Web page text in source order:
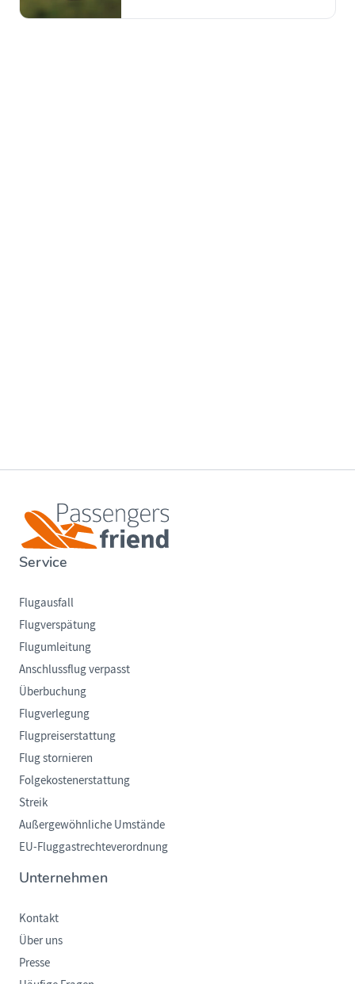
Service
Flugausfall
Flugverspätung
Flugumleitung
Anschlussflug verpasst
Überbuchung
Flugverlegung
Flugpreiserstattung
Flug stornieren
Folgekostenerstattung
Streik
Außergewöhnliche Umstände
EU-Fluggastrechteverordnung
Unternehmen
Kontakt
Über uns
Presse